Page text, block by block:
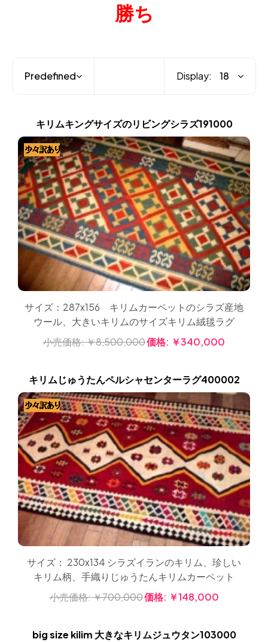
勝ち
Display:
キリムキングサイズのリビングシラズ191000
サイズ：287x156 キリムカーペットのシラズ産地
ウール、大きいキリムのサイズキリム絨毯ラグ
小売価格:￥8,500,000価格: ￥340,000
キリムじゅうたんペルシャセンターラグ400002
サイズ： 230x134 シラズイランのキリム、珍しい
キリム柄、手織りじゅうたんキリムカーペット
小売価格:￥700,000価格: ￥148,000
big size kilim 大きなキリムジュウタン103000